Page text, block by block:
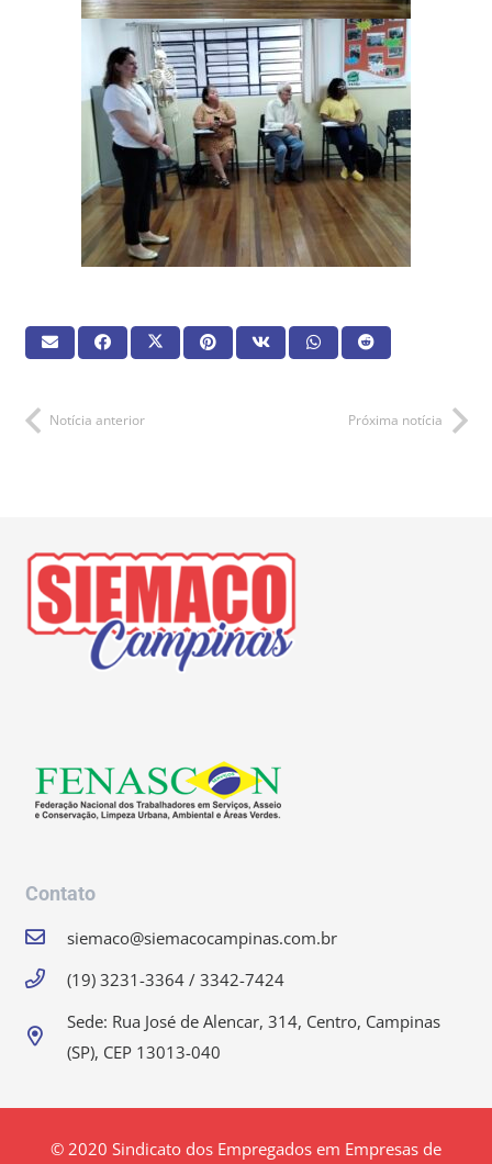
Notícia anterior Próxima notícia
Contato
siemaco@siemacocampinas.com.br
(19) 3231-3364 / 3342-7424
Sede: Rua José de Alencar, 314, Centro, Campinas
(SP), CEP 13013-040
© 2020 Sindicato dos Empregados em Empresas de